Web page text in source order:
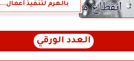
بالهرم لتنفيذ أعمال...
العدد الورقي